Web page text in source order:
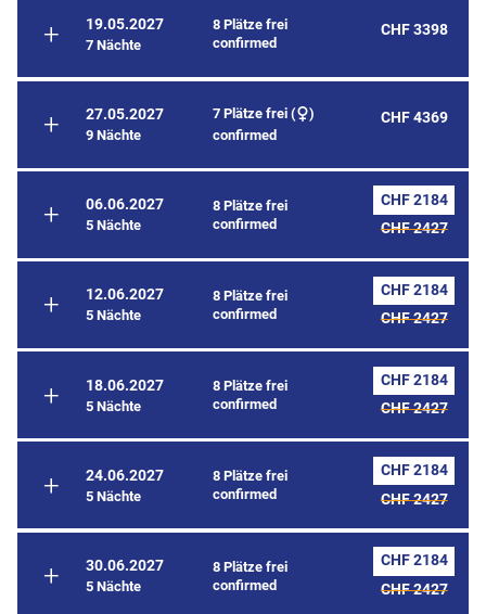
19.05.2027
7 Nächte
8 Plätze frei
confirmed
CHF 3398
27.05.2027
9 Nächte
7 Plätze frei (
)
confirmed
CHF 4369
06.06.2027
5 Nächte
8 Plätze frei
confirmed
CHF 2184
CHF 2427
12.06.2027
5 Nächte
8 Plätze frei
confirmed
CHF 2184
CHF 2427
18.06.2027
5 Nächte
8 Plätze frei
confirmed
CHF 2184
CHF 2427
24.06.2027
5 Nächte
8 Plätze frei
confirmed
CHF 2184
CHF 2427
30.06.2027
5 Nächte
8 Plätze frei
confirmed
CHF 2184
CHF 2427